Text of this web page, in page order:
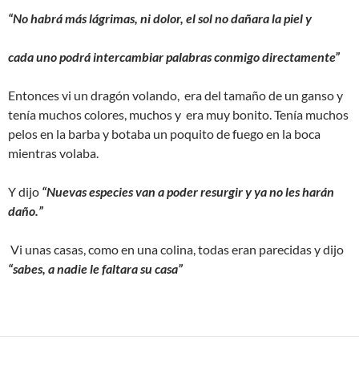
“No habrá más lágrimas, ni dolor, el sol no dañara la piel y
cada uno podrá intercambiar palabras conmigo directamente”
Entonces vi un dragón volando, era del tamaño de un ganso y
tenía muchos colores, muchos y era muy bonito. Tenía muchos
pelos en la barba y botaba un poquito de fuego en la boca
mientras volaba.
Y dijo “Nuevas especies van a poder resurgir y ya no les harán
daño.”
Vi unas casas, como en una colina, todas eran parecidas y dijo
“sabes, a nadie le faltara su casa”